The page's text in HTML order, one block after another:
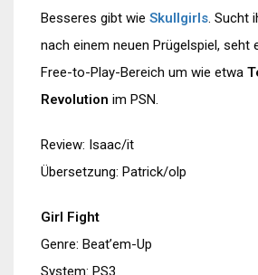
Besseres gibt wie Skullgirls. Sucht
nach einem neuen Prügelspiel, seht
Free-to-Play-Bereich um wie etwa
Revolution im PSN.
Review: Isaac/it
Übersetzung: Patrick/olp
Girl Fight
Genre: Beat’em-Up
System: PS3